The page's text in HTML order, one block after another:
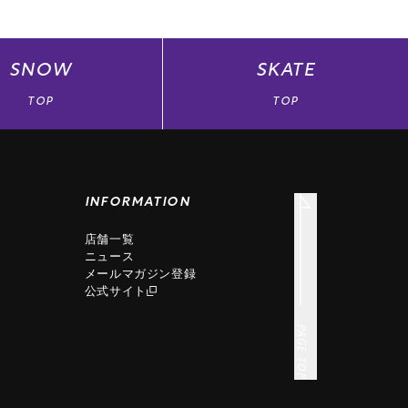
SNOW
TOP
SKATE
TOP
INFORMATION
店舗一覧
ニュース
メールマガジン登録
公式サイト